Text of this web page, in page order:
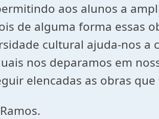
aos alunos a
de alguma forma essas
cultural ajuda-nos
nos deparamos em
elencadas as obras